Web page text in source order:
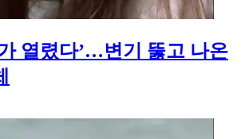
열렸다’…변기 뚫고 나온